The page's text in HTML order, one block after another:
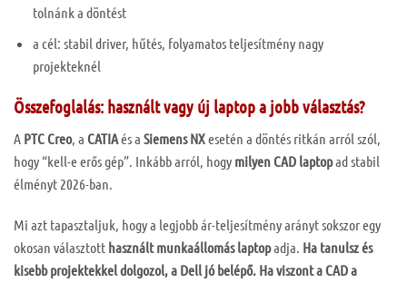
tolnánk a döntést
a cél: stabil driver, hűtés, folyamatos teljesítmény nagy
projekteknél
Összefoglalás: használt vagy új laptop a jobb választás?
A PTC Creo, a CATIAés a Siemens NXesetén a döntés ritkán arról szól,
hogy “kell-e erős gép”. Inkább arról, hogy milyen CAD laptopad stabil
élményt 2026-ban.
Mi azt tapasztaljuk, hogy a legjobb ár-teljesítmény arányt sokszor egy
okosan választott használt munkaállomás laptopadja. Ha tanulsz és
kisebb projektekkel dolgozol, a Dell jó belépő. Ha viszont a CAD a